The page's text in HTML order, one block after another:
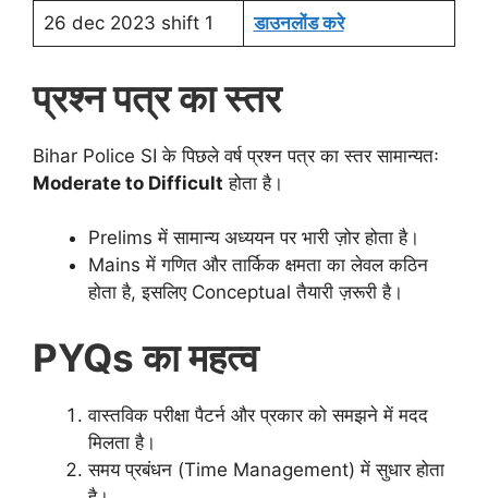
26 dec 2023 shift 1 डाउनलोंड करे
प्रश्न पत्र का स्तर
Bihar Police SI के पिछले वर्ष प्रश्न पत्र का स्तर सामान्यतः
Moderate to Difficult होता है।
Prelims में सामान्य अध्ययन पर भारी ज़ोर होता है।
Mains में गणित और तार्किक क्षमता का लेवल कठिन
होता है, इसलिए Conceptual तैयारी ज़रूरी है।
PYQs का महत्व
वास्तविक परीक्षा पैटर्न और प्रकार को समझने में मदद
मिलता है।
समय प्रबंधन (Time Management) में सुधार होता